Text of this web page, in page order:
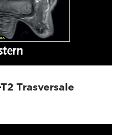
Trasversale